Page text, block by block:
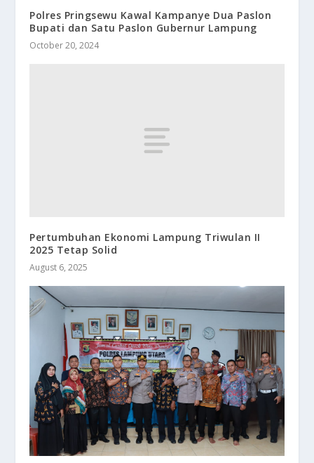
Polres Pringsewu Kawal Kampanye Dua Paslon
Bupati dan Satu Paslon Gubernur Lampung
October 20, 2024
Pertumbuhan Ekonomi Lampung Triwulan II
2025 Tetap Solid
August 6, 2025